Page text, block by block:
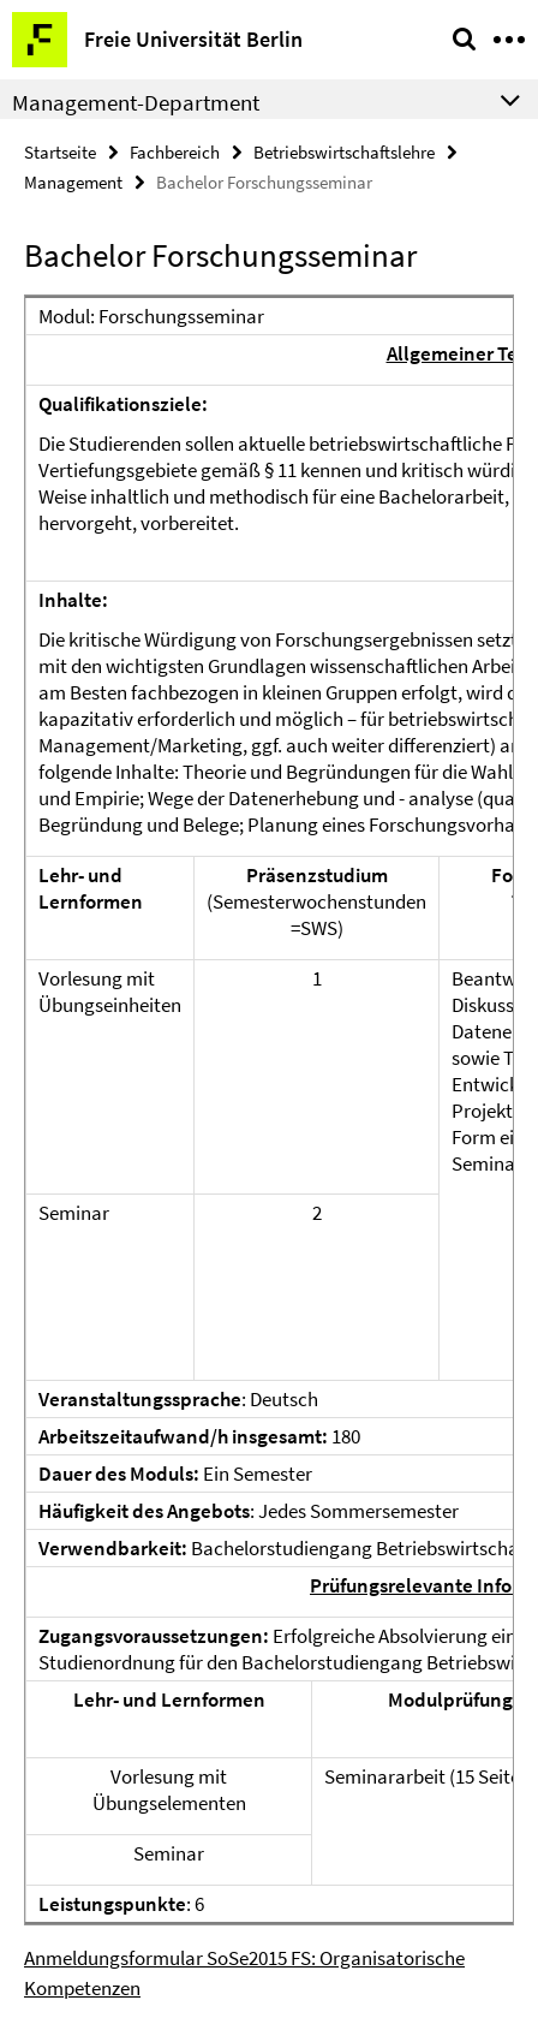
Springe
direkt
zu
Inhalt
Freie Universität Berlin
Service-
Navigation
Management-Department
Startseite Fachbereich
Betriebswirtschaftslehre
Management
Bachelor Forschungsseminar
Bachelor Forschungsseminar
Modul: Forschungsseminar
Allgemeiner Teil
Qualifikationsziele:
Die Studierenden sollen aktuelle betriebswirtschaftliche
Vertiefungsgebiete gemäß § 11 kennen und kritisch
Weise inhaltlich und methodisch für eine Bachelorarbeit,
hervorgeht, vorbereitet.
Inhalte:
Die kritische Würdigung von Forschungsergebnissen setzt
mit den wichtigsten Grundlagen wissenschaftlichen
am Besten fachbezogen in kleinen Gruppen erfolgt, wird
kapazitativ erforderlich und möglich – für
Management/Marketing, ggf. auch weiter differenziert)
folgende Inhalte: Theorie und Begründungen für die Wahl
und Empirie; Wege der Datenerhebung und - analyse
Begründung und Belege; Planung eines
Lehr- und
Lernformen
Präsenzstudium
(Semesterwochenstunden
=SWS)
Vorlesung mit
Übungseinheiten
1
sowie
Form
Seminar
2
Veranstaltungssprache: Deutsch
Arbeitszeitaufwand/h insgesamt: 180
Dauer des Moduls: Ein Semester
Häufigkeit des Angebots: Jedes Sommersemester
Verwendbarkeit: Bachelorstudiengang
Prüfungsrelevante
Zugangsvoraussetzungen: Erfolgreiche Absolvierung
Studienordnung für den Bachelorstudiengang
Lehr- und Lernformen
Modulprüfung
Vorlesung mit
Übungselementen
Seminararbeit (15 Seiten)
Seminar
Leistungspunkte: 6
Anmeldungsformular SoSe2015 FS: Organisatorische
Kompetenzen